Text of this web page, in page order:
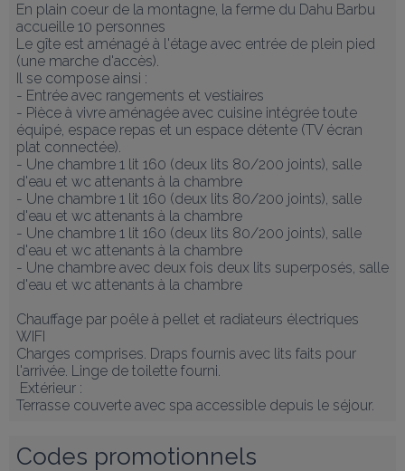
En plain coeur de la montagne, la ferme du Dahu Barbu
accueille 10 personnes
Le gîte est aménagé à l'étage avec entrée de plein pied
(une marche d'accès).
Il se compose ainsi :
- Entrée avec rangements et vestiaires
- Pièce à vivre aménagée avec cuisine intégrée toute
équipé, espace repas et un espace détente (TV écran
plat connectée).
- Une chambre 1 lit 160 (deux lits 80/200 joints), salle
d'eau et wc attenants à la chambre
- Une chambre 1 lit 160 (deux lits 80/200 joints), salle
d'eau et wc attenants à la chambre
- Une chambre 1 lit 160 (deux lits 80/200 joints), salle
d'eau et wc attenants à la chambre
- Une chambre avec deux fois deux lits superposés, salle
d'eau et wc attenants à la chambre
Chauffage par poêle à pellet et radiateurs électriques
WIFI
Charges comprises. Draps fournis avec lits faits pour
l'arrivée. Linge de toilette fourni.
Terrasse couverte avec spa accessible depuis le séjour.
Codes promotionnels